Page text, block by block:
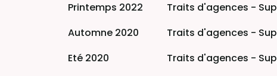
Printemps 2022 Traits d'agences -
Automne 2020 Traits d'agences -
Eté 2020 Traits d'agences -